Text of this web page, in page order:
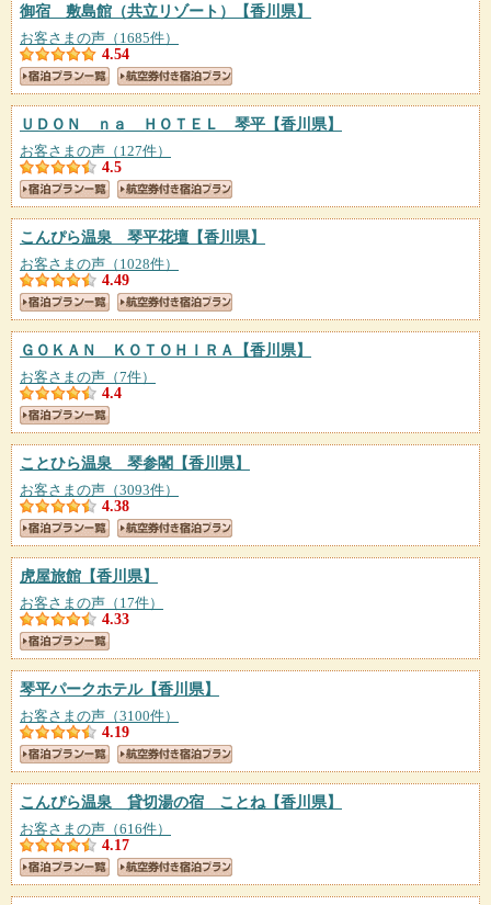
御宿 敷島館（共立リゾート） 【香川県】
お客さまの声（1685件）
4.54
ＵＤＯＮ ｎａ ＨＯＴＥＬ 琴平 【香川県】
お客さまの声（127件）
4.5
こんぴら温泉 琴平花壇 【香川県】
お客さまの声（1028件）
4.49
ＧＯＫＡＮ ＫＯＴＯＨＩＲＡ 【香川県】
お客さまの声（7件）
4.4
ことひら温泉 琴参閣 【香川県】
お客さまの声（3093件）
4.38
虎屋旅館 【香川県】
お客さまの声（17件）
4.33
琴平パークホテル【香川県】
お客さまの声（3100件）
4.19
こんぴら温泉 貸切湯の宿 ことね 【香川県】
お客さまの声（616件）
4.17